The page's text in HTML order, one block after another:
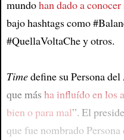
Article
mundohan dado a conocer
bajo hashtags como
#QuellaVoltaChe y otros.
Timedefine su Persona
que más ha influído en los
bien o para mal”. El
que fue nombrado